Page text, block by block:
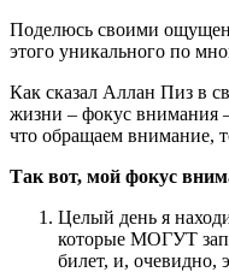
Поделюсь своими
этого уникального по
Как сказал Аллан Пиз в
жизни – фокус внимания
что обращаем внимание,
Так вот, мой фокус
Целый день я
которые МОГУТ
билет, и, очевидно,